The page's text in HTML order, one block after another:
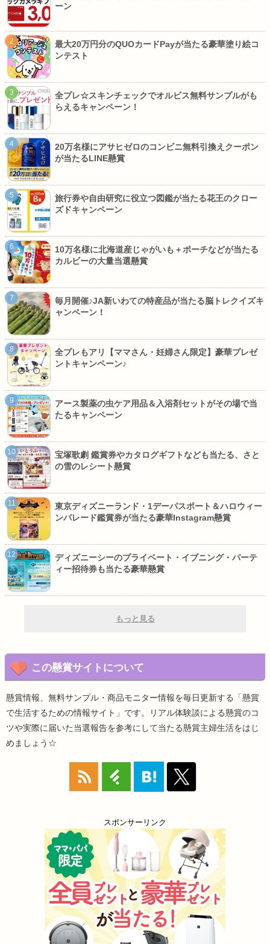
ーン
最大20万円分のQUOカードPayが当たる豪華塗り絵コ
ンテスト
全プレ☆スキンチェックでオルビス無料サンプルがも
らえるキャンペーン！
20万名様にアサヒゼロのコンビニ無料引換えクーポン
が当たるLINE懸賞
旅行券や自由研究に役立つ図鑑が当たる花王のクロー
ズドキャンペーン
10万名様に北海道産じゃがいも＋ポーチなどが当たる
カルビーの大量当選懸賞
毎月開催♪JA新いわての特産品が当たる脳トレクイズキ
ャンペーン！
全プレもアリ【ママさん・妊婦さん限定】豪華プレゼ
ントキャンペーン♪
アース製薬の虫ケア用品＆入浴剤セットがその場で当
たるキャンペーン
宝塚歌劇 鑑賞券やカタログギフトなども当たる、さと
の雪のレシート懸賞
東京ディズニーランド・1デーパスポート＆ハロウィー
ンパレード鑑賞券が当たる豪華Instagram懸賞
ディズニーシーのプライベート・イブニング・パーテ
ィー招待券も当たる豪華懸賞
もっと見る
この懸賞サイトについて
懸賞情報、無料サンプル・商品モニター情報を毎日更新する「懸賞
で生活するための情報サイト」です。リアル体験談による懸賞のコ
ツや実際に届いた当選報告を参考にして当たる懸賞主婦生活をはじ
めましょう☆
スポンサーリンク